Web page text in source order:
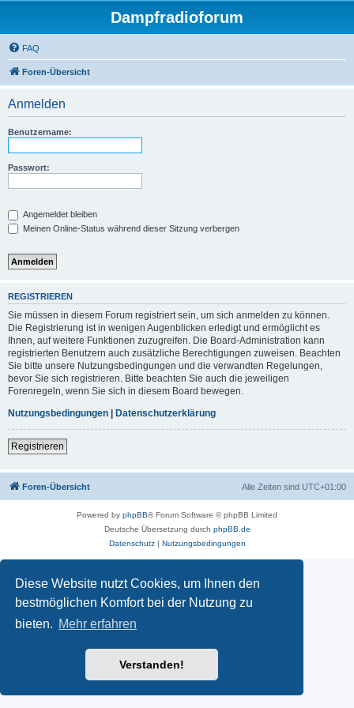
Diese Website nutzt Cookies, um Ihnen den
bestmöglichen Komfort bei der Nutzung zu
bieten. Mehr erfahren
Verstanden!
Dampfradioforum
FAQ
Foren-Übersicht
Anmelden
Benutzername:
Passwort:
Angemeldet bleiben
Meinen Online-Status während dieser Sitzung verbergen
REGISTRIEREN
Sie müssen in diesem Forum registriert sein, um sich anmelden zu können.
Die Registrierung ist in wenigen Augenblicken erledigt und ermöglicht es
Ihnen, auf weitere Funktionen zuzugreifen. Die Board-Administration kann
registrierten Benutzern auch zusätzliche Berechtigungen zuweisen. Beachten
Sie bitte unsere Nutzungsbedingungen und die verwandten Regelungen,
bevor Sie sich registrieren. Bitte beachten Sie auch die jeweiligen
Forenregeln, wenn Sie sich in diesem Board bewegen.
Nutzungsbedingungen | Datenschutzerklärung
Registrieren
Foren-Übersicht Alle Zeiten sind UTC+01:00
Powered by phpBB® Forum Software © phpBB Limited
Deutsche Übersetzung durch phpBB.de
Datenschutz| Nutzungsbedingungen